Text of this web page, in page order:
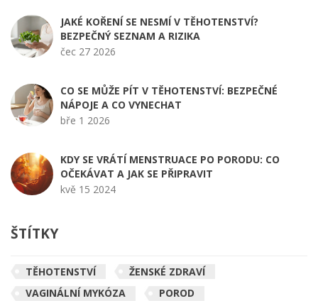
JAKÉ KOŘENÍ SE NESMÍ V TĚHOTENSTVÍ?
BEZPEČNÝ SEZNAM A RIZIKA
čec 27 2026
CO SE MŮŽE PÍT V TĚHOTENSTVÍ: BEZPEČNÉ
NÁPOJE A CO VYNECHAT
bře 1 2026
KDY SE VRÁTÍ MENSTRUACE PO PORODU: CO
OČEKÁVAT A JAK SE PŘIPRAVIT
kvě 15 2024
ŠTÍTKY
TĚHOTENSTVÍ
ŽENSKÉ ZDRAVÍ
VAGINÁLNÍ MYKÓZA
POROD